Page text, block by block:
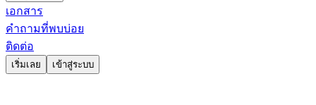
เอกสาร
คำถามที่พบบ่อย
ติดต่อ
เริ่มเลย เข้าสู่ระบบ